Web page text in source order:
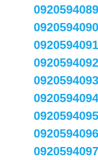
0920594089
0920594090
0920594091
0920594092
0920594093
0920594094
0920594095
0920594096
0920594097